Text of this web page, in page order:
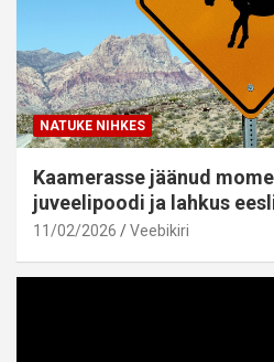
NATUKE NIHKES
Kaamerasse jäänud
juveelipoodi ja lahkus
11/02/2026 Veebikiri